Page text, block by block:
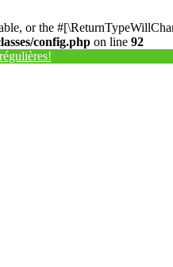
or the
config.php on line 92